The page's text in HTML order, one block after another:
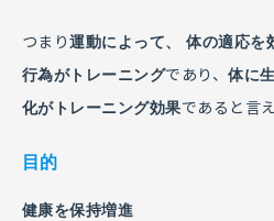
つまり運動によって、 体の適応を
行為がトレーニングであり、体に
化がトレーニング効果であると言
目的
健康を保持増進